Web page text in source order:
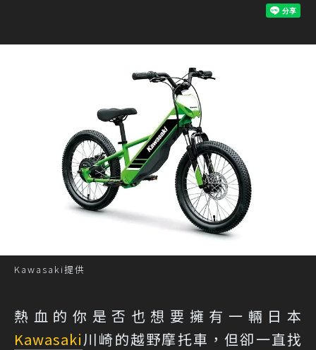
Kawasaki提供
熱血的你是否也想要擁有一輛日本
Kawasaki川崎的越野摩托車，但卻一直找